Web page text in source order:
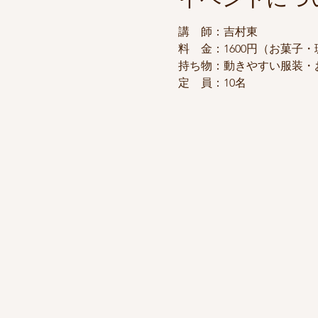
講　師：吉村東
料　金：1600円（お菓子・
持ち物：動きやすい服装・
定　員：10名